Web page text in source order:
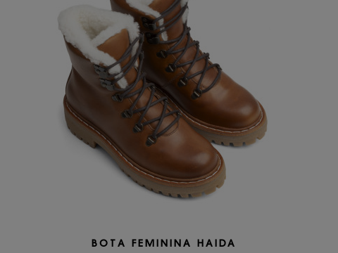
BOTA FEMININA HAIDA